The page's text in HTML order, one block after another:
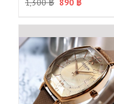
1,300฿ 890 ฿